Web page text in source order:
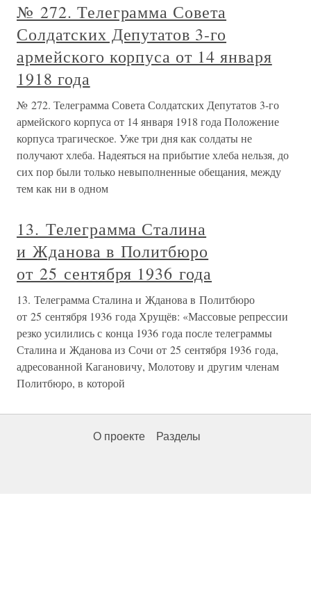
№ 272. Телеграмма Совета
Солдатских Депутатов 3-го
армейского корпуса от 14 января
1918 года
№ 272. Телеграмма Совета Солдатских Депутатов 3-го
армейского корпуса от 14 января 1918 года Положение
корпуса трагическое. Уже три дня как солдаты не
получают хлеба. Надеяться на прибытие хлеба нельзя, до
сих пор были только невыполненные обещания, между
тем как ни в одном
13. Телеграмма Сталина
и Жданова в Политбюро
от 25 сентября 1936 года
13. Телеграмма Сталина и Жданова в Политбюро
от 25 сентября 1936 года Хрущёв: «Массовые репрессии
резко усилились с конца 1936 года после телеграммы
Сталина и Жданова из Сочи от 25 сентября 1936 года,
адресованной Кагановичу, Молотову и другим членам
Политбюро, в которой
О проекте Разделы